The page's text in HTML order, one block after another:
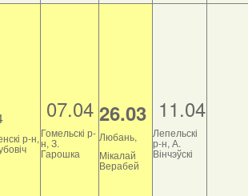
р-н,
07.04
Гомельскі р-
н, З.
Гарошка
26.03
Любань,
Мікалай
Верабей
11.04
Лепельскі
р-н, А.
Вінчэўскі